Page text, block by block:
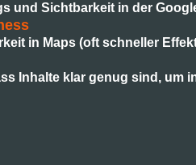
und Sichtbarkeit in der
in Maps (oft schneller
Inhalte klar genug sind, um